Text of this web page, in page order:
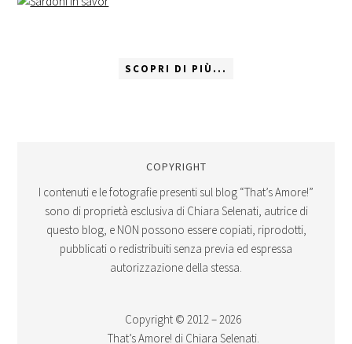
SCOPRI DI PIÙ...
COPYRIGHT
I contenuti e le fotografie presenti sul blog “That’s Amore!”
sono di proprietà esclusiva di Chiara Selenati, autrice di
questo blog, e NON possono essere copiati, riprodotti,
pubblicati o redistribuiti senza previa ed espressa
autorizzazione della stessa.
Copyright © 2012 – 2026
That’s Amore! di Chiara Selenati.